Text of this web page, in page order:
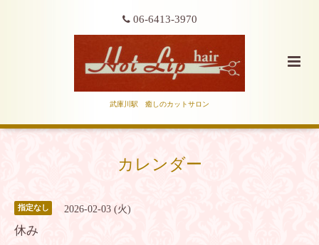
06-6413-3970
武庫川駅 癒しのカットサロン
カレンダー
指定なし 2026-02-03 (火)
休み